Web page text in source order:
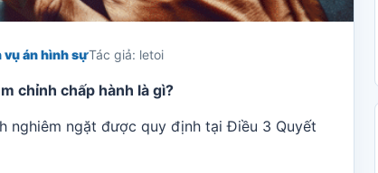
vụ án hình sựTác giả: letoi
chỉnh chấp hành là gì?
nghiêm ngặt được quy định tại Điều 3 Quyết